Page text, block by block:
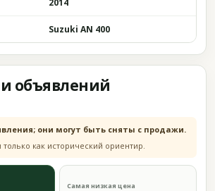
2014
Suzuki AN 400
объявлений
они могут быть сняты с продажи.
как исторический ориентир.
Самая низкая цена